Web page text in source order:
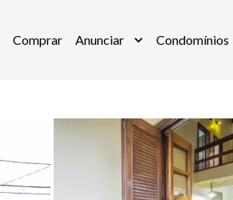
Comprar Anunciar Condomínios